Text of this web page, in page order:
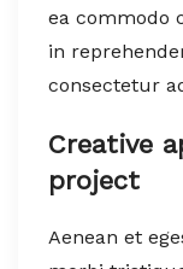
ea commodo
in
consectetur
Creative
project
Aenean et